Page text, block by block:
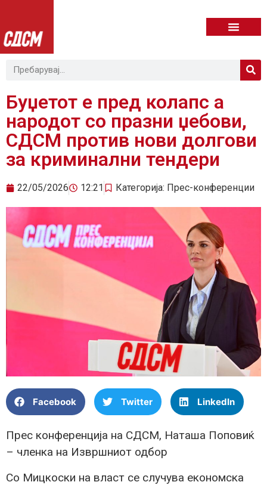
Буџетот е пред колапс а
народот со празни џебови,
СДСМ против нови долгови
за криминални тендери
22/05/2026 12:21 Категорија: Прес-конференции
Facebook Twitter LinkedIn
Прес конференција на СДСМ, Наташа Поповиќ
– членка на Извршниот одбор
Со Мицкоски на власт се случува економска